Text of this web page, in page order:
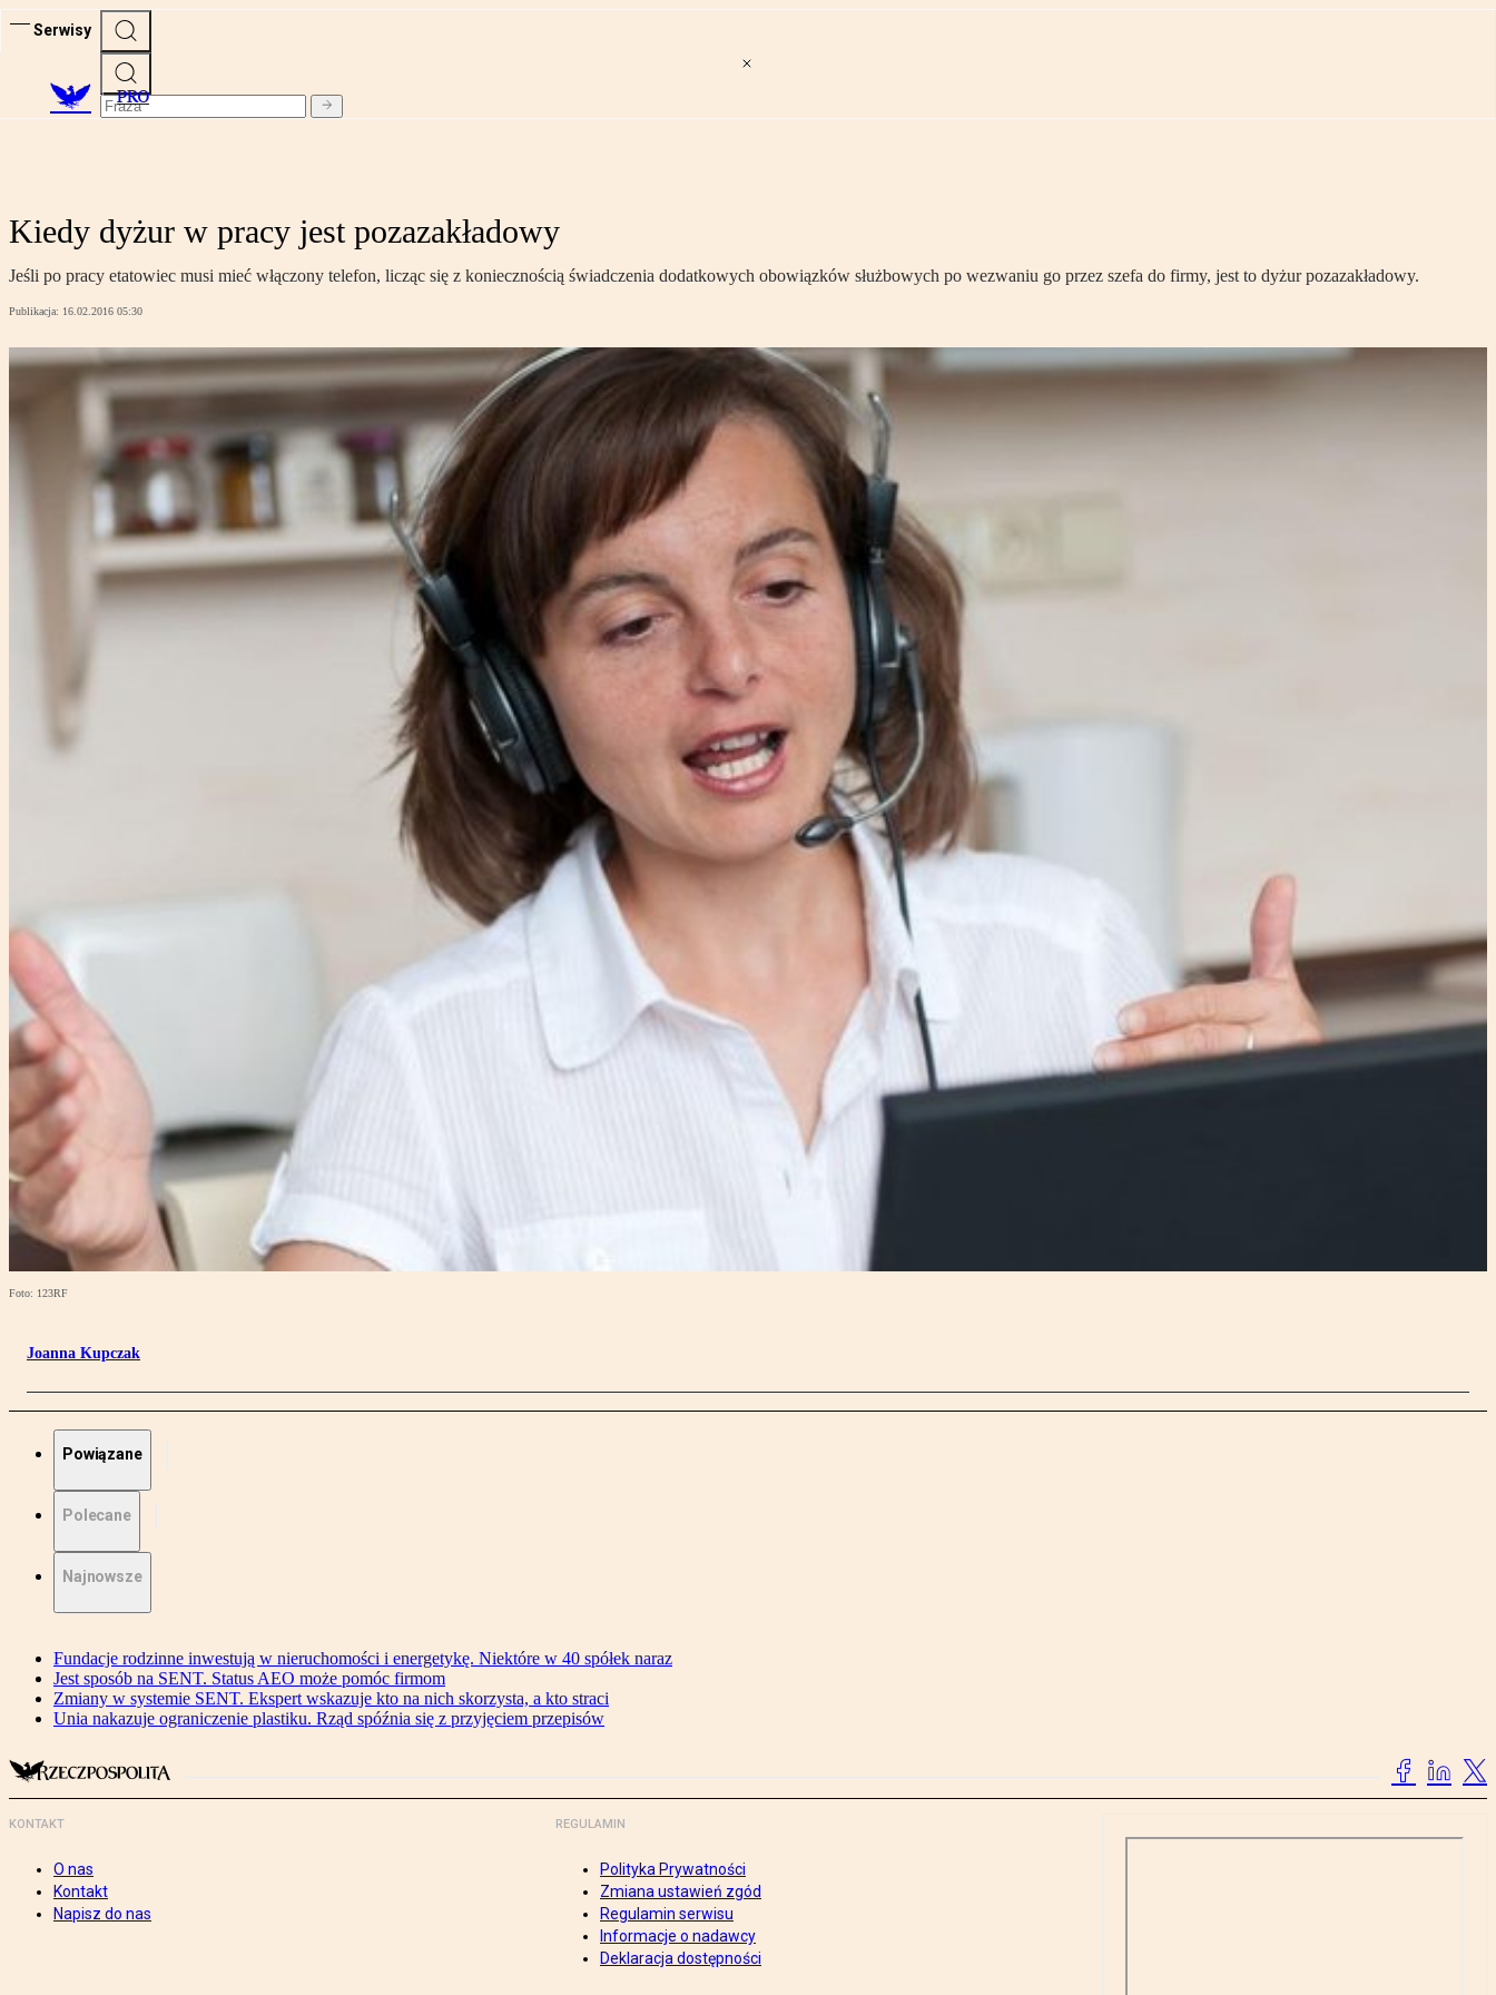
Serwisy
PRO
Kiedy dyżur w pracy jest pozazakładowy
Jeśli po pracy etatowiec musi mieć włączony telefon, licząc się z koniecznością świadczenia dodatkowych obowiązków służbowych po wezwaniu go przez szefa do firmy, jest to dyżur pozazakładowy.
Publikacja: 16.02.2016 05:30
Foto: 123RF
Joanna Kupczak
Powiązane
Polecane
Najnowsze
Fundacje rodzinne inwestują w nieruchomości i energetykę. Niektóre w 40 spółek naraz
Jest sposób na SENT. Status AEO może pomóc firmom
Zmiany w systemie SENT. Ekspert wskazuje kto na nich skorzysta, a kto straci
Unia nakazuje ograniczenie plastiku. Rząd spóźnia się z przyjęciem przepisów
KONTAKT
O nas
Kontakt
Napisz do nas
REGULAMIN
Polityka Prywatności
Zmiana ustawień zgód
Regulamin serwisu
Informacje o nadawcy
Deklaracja dostępności